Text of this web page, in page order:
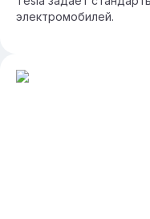
электромобилей.